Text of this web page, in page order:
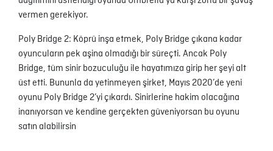
vermen gerekiyor.
Poly Bridge 2: Köprü inşa etmek, Poly Bridge çıkana kadar
oyuncuların pek aşina olmadığı bir süreçti. Ancak Poly
Bridge, tüm sinir bozuculuğu ile hayatımıza girip her şeyi alt
üst etti. Bununla da yetinmeyen şirket, Mayıs 2020’de yeni
oyunu Poly Bridge 2’yi çıkardı. Sinirlerine hakim olacağına
inanıyorsan ve kendine gerçekten güveniyorsan bu oyunu
satın alabilirsin